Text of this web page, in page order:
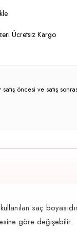
Ücretsiz Kargo
satış öncesi ve satış
saç
göre değişebilir.